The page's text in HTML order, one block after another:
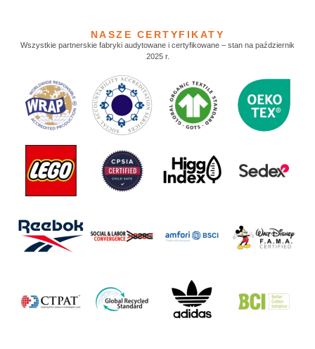
NASZE CERTYFIKATY
Wszystkie partnerskie fabryki audytowane i certyfikowane – stan na październik
2025 r.